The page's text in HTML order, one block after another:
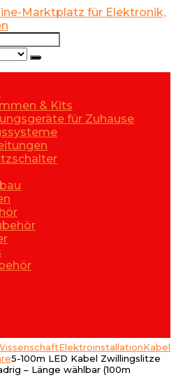
& Kits
für Zuhause
ElektroinstallationKabel
5-100m LED Kabel Zwillingslitze
– Länge wählbar (100m